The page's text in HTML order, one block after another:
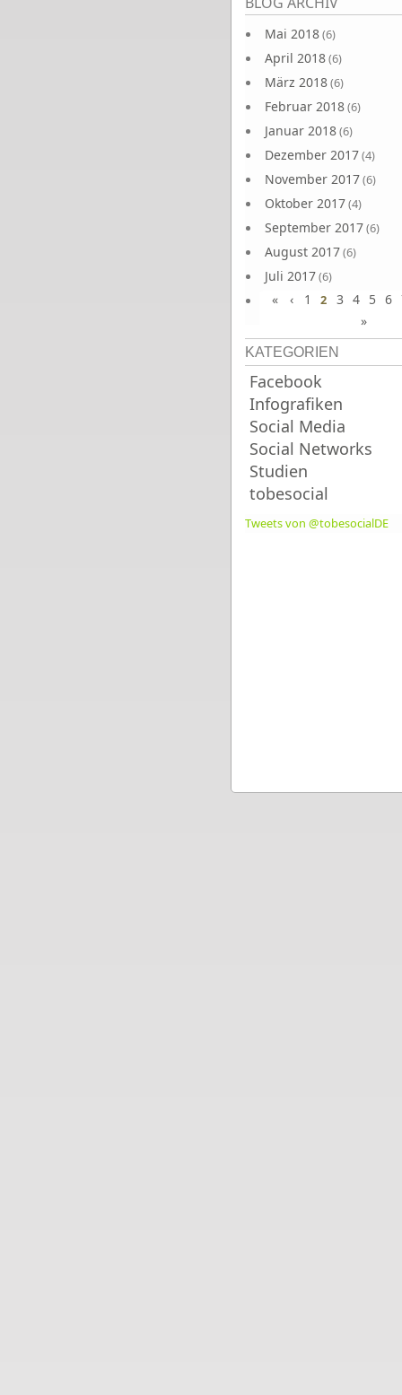
Mai 2018(6)
April 2018(6)
März 2018(6)
Februar 2018(6)
Januar 2018(6)
Dezember 2017(4)
November 2017(6)
Oktober 2017(4)
September 2017(6)
August 2017(6)
Juli 2017(6)
Juni 2017(6)
« ‹ 1 2 3 4 5 6
»
KATEGORIEN
Facebook
Infografiken
Social Media
Social Networks
Studien
tobesocial
Tweets von @tobesocialDE